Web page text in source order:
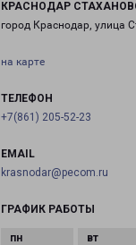
КРАСНОДАР
город Краснодар, улица
на карте
ТЕЛЕФОН
+7(861) 205-52-23
EMAIL
krasnodar@pecom.ru
ГРАФИК РАБОТЫ